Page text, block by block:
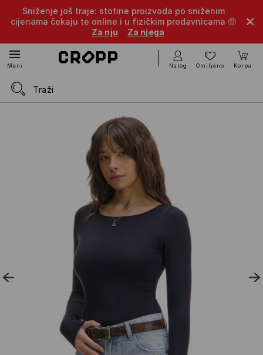
Sniženje još traje: stotine proizvoda po sniženim
cijenama čekaju te online i u fizičkim prodavnicama 🤑
Za nju
Za njega
Meni Nalog Omiljeno Korpa